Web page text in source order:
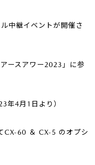
中継イベントが開催さ
ースアワー2023」に参
年4月1日より）
CX-60 ＆ CX-5 のオプシ